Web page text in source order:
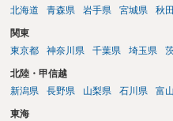
北海道
青森県 岩手県 宮城県 秋
関東
東京都
神奈川県 千葉県 埼玉県
北陸・甲信越
新潟県
長野県 山梨県 石川県 富
東海